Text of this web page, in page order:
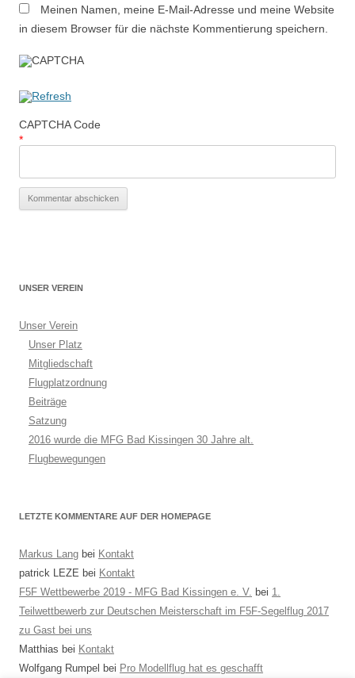
Meinen Namen, meine E-Mail-Adresse und meine Website
in diesem Browser für die nächste Kommentierung speichern.
CAPTCHA Code
*
UNSER VEREIN
Unser Verein
Unser Platz
Mitgliedschaft
Flugplatzordnung
Beiträge
Satzung
2016 wurde die MFG Bad Kissingen 30 Jahre alt.
Flugbewegungen
LETZTE KOMMENTARE AUF DER HOMEPAGE
Markus Lang bei Kontakt
patrick LEZE bei Kontakt
F5F Wettbewerbe 2019 - MFG Bad Kissingen e. V. bei 1.
Teilwettbewerb zur Deutschen Meisterschaft im F5F-Segelflug 2017
zu Gast bei uns
Matthias bei Kontakt
Wolfgang Rumpel bei Pro Modellflug hat es geschafft